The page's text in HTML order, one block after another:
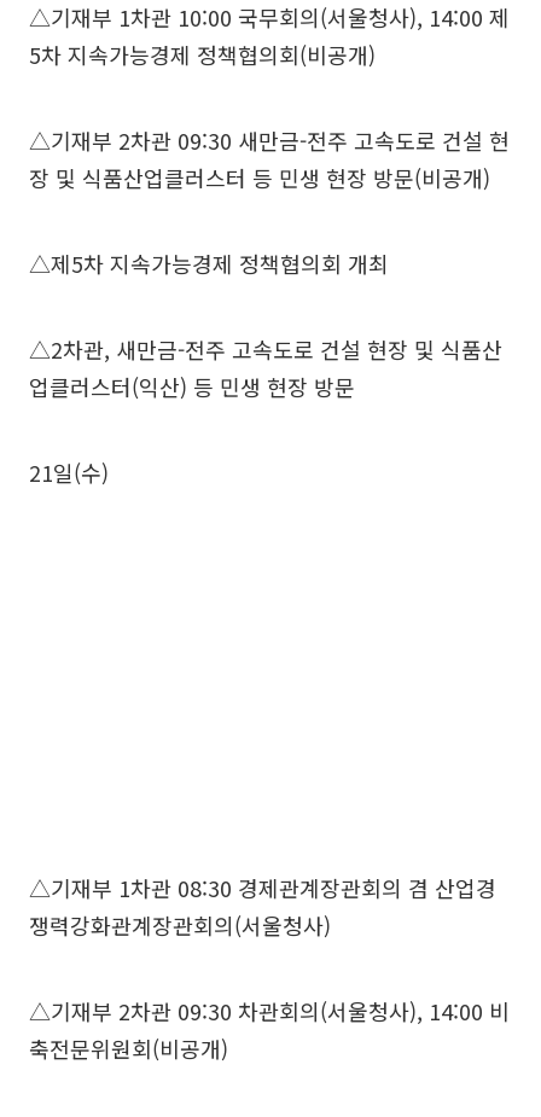
△기재부 1차관 10:00 국무회의(서울청사), 14:00 제
5차 지속가능경제 정책협의회(비공개)
△기재부 2차관 09:30 새만금-전주 고속도로 건설 현
장 및 식품산업클러스터 등 민생 현장 방문(비공개)
△제5차 지속가능경제 정책협의회 개최
△2차관, 새만금-전주 고속도로 건설 현장 및 식품산
업클러스터(익산) 등 민생 현장 방문
21일(수)
△기재부 1차관 08:30 경제관계장관회의 겸 산업경
쟁력강화관계장관회의(서울청사)
△기재부 2차관 09:30 차관회의(서울청사), 14:00 비
축전문위원회(비공개)